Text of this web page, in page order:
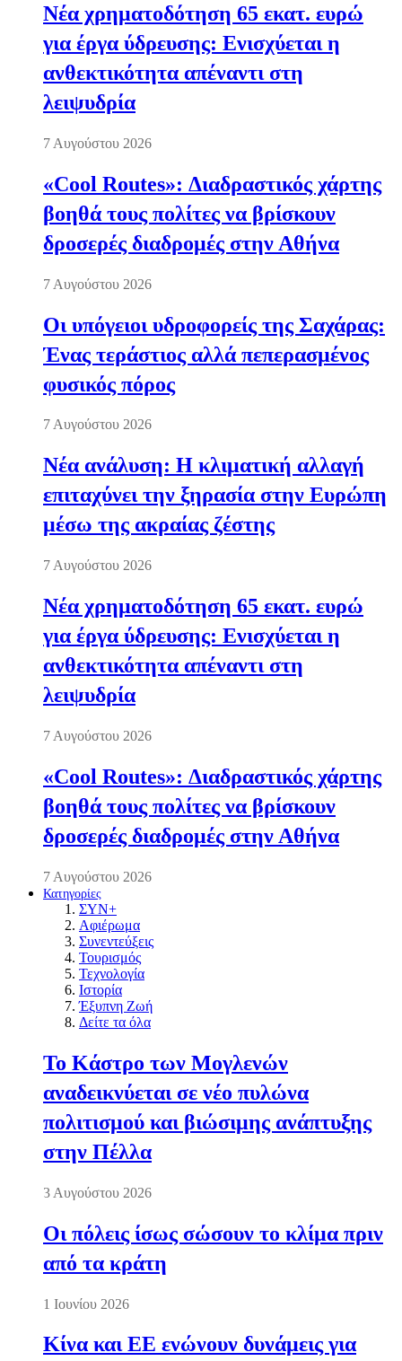
Νέα χρηματοδότηση 65 εκατ. ευρώ
για έργα ύδρευσης: Ενισχύεται η
ανθεκτικότητα απέναντι στη
λειψυδρία
7 Αυγούστου 2026
«Cool Routes»: Διαδραστικός χάρτης
βοηθά τους πολίτες να βρίσκουν
δροσερές διαδρομές στην Αθήνα
7 Αυγούστου 2026
Οι υπόγειοι υδροφορείς της Σαχάρας:
Ένας τεράστιος αλλά πεπερασμένος
φυσικός πόρος
7 Αυγούστου 2026
Νέα ανάλυση: Η κλιματική αλλαγή
επιταχύνει την ξηρασία στην Ευρώπη
μέσω της ακραίας ζέστης
7 Αυγούστου 2026
Νέα χρηματοδότηση 65 εκατ. ευρώ
για έργα ύδρευσης: Ενισχύεται η
ανθεκτικότητα απέναντι στη
λειψυδρία
7 Αυγούστου 2026
«Cool Routes»: Διαδραστικός χάρτης
βοηθά τους πολίτες να βρίσκουν
δροσερές διαδρομές στην Αθήνα
7 Αυγούστου 2026
Κατηγορίες
ΣΥΝ+
Αφιέρωμα
Συνεντεύξεις
Τουρισμός
Τεχνολογία
Ιστορία
Έξυπνη Ζωή
Δείτε τα όλα
Το Κάστρο των Μογλενών
αναδεικνύεται σε νέο πυλώνα
πολιτισμού και βιώσιμης ανάπτυξης
στην Πέλλα
3 Αυγούστου 2026
Οι πόλεις ίσως σώσουν το κλίμα πριν
από τα κράτη
1 Ιουνίου 2026
Κίνα και ΕΕ ενώνουν δυνάμεις για